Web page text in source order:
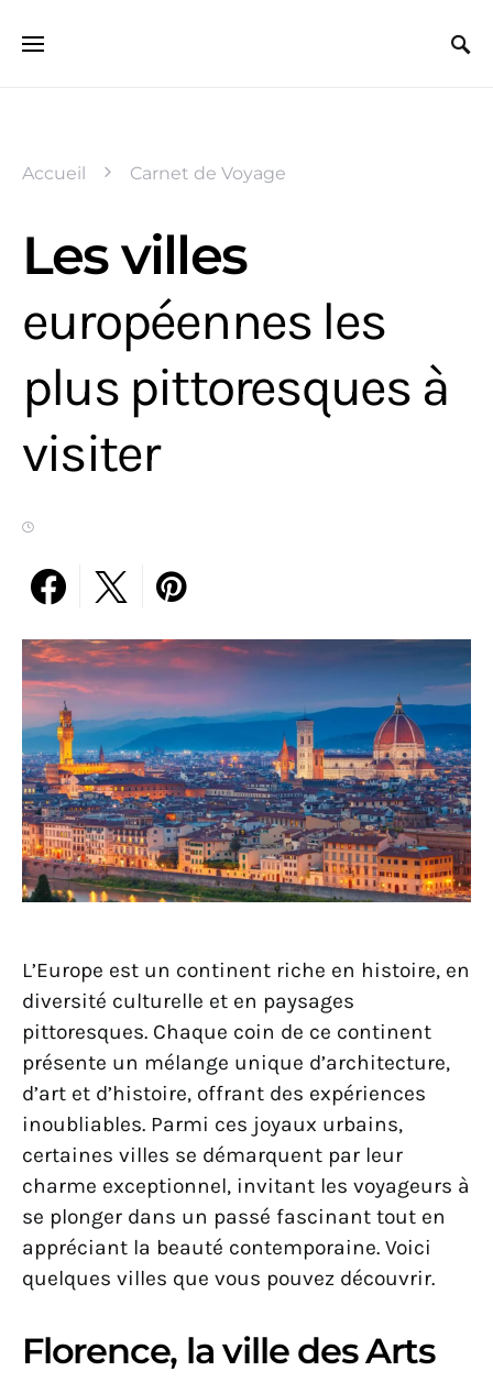
Accueil Carnet de Voyage
Les villes
européennes les
plus pittoresques à
visiter
L’Europe est un continent riche en histoire, en
diversité culturelle et en paysages
pittoresques. Chaque coin de ce continent
présente un mélange unique d’architecture,
d’art et d’histoire, offrant des expériences
inoubliables. Parmi ces joyaux urbains,
certaines villes se démarquent par leur
charme exceptionnel, invitant les voyageurs à
se plonger dans un passé fascinant tout en
appréciant la beauté contemporaine. Voici
quelques villes que vous pouvez découvrir.
Florence, la ville des Arts